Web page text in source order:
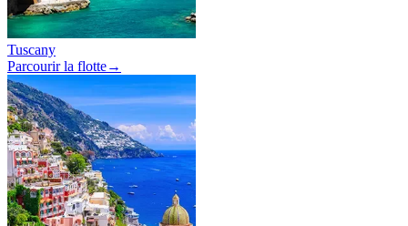
Tuscany
Parcourir la flotte→